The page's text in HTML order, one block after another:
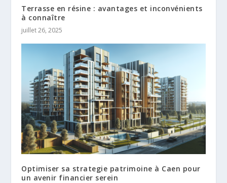
Terrasse en résine : avantages et inconvénients
à connaître
juillet 26, 2025
Optimiser sa strategie patrimoine à Caen pour
un avenir financier serein